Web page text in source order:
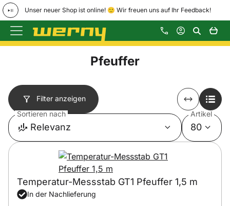
Unser neuer Shop ist online! 🙂 Wir freuen uns auf Ihr Feedback!
Zum Hauptinhalt springen
Pfeuffer
Filter anzeigen
Sortieren nach
Relevanz
Artikel
80
Temperatur-Messstab GT1 Pfeuffer 1,5 m
In der Nachlieferung